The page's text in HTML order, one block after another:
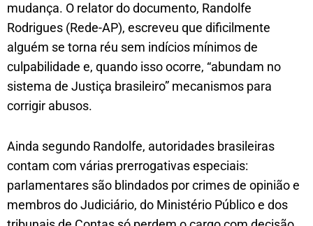
mudança. O relator do documento, Randolfe
Rodrigues (Rede-AP), escreveu que dificilmente
alguém se torna réu sem indícios mínimos de
culpabilidade e, quando isso ocorre, “abundam no
sistema de Justiça brasileiro” mecanismos para
corrigir abusos.
Ainda segundo Randolfe, autoridades brasileiras
contam com várias prerrogativas especiais:
parlamentares são blindados por crimes de opinião e
membros do Judiciário, do Ministério Público e dos